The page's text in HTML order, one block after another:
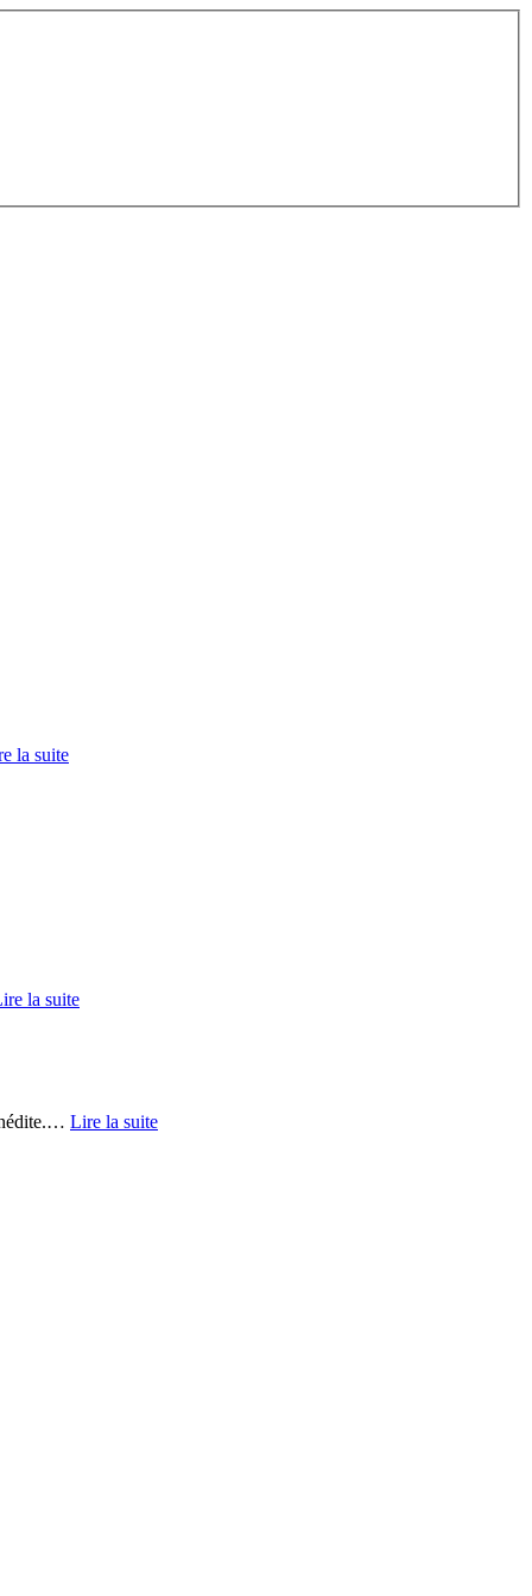
la suite
la suite
… Lire la suite